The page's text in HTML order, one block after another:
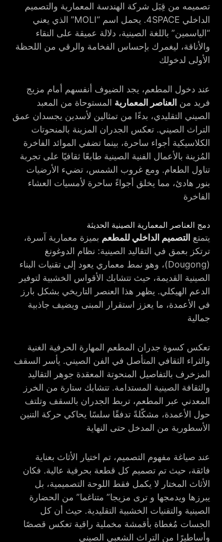
تصميمه من قِبَل شركة الهندسة المعمارية والتصميم
الداخلي 4SPACE. يحمل اسم “MOLI” الذي يعني
“الياسمين” باللغة الصينية، دلالة عميقة على النقاء
والأناقة، ليغمرك بإحساس الفخامة والرقي من اللحظة
الأولى لدخولك
عند دخول المطعم، يجد الضيوف أنفسهم أمام مزيج
فريد من العناصر المعمارية المستوحاة من المعبد
الصيني التقليدي، بدءًا من تمثالين لأسدين يجسدان عمق
التراث الصيني. تعكس الجدران المزينة بالمنحوتات
الكلاسيكية أجواء ساحرة، بينما تضفي الموائد الفاخرة
المُزينة بالأعمال الفنية الصينية طابعًا ثقافيًا على تجربة
تناول الطعام. ومع غروب الشمس، تضيء الأرضيات
بنور هادئ، مما يخلق أجواءً ساحرة لأمسيات العشاء
الفاخرة
دمج العناصر المعمارية الصينية الحديثة
يتمتع التصميم الداخلي للمطعم بميزة معمارية آسرة،
ترتكز بعمق في التقاليد الصينية: نظام الدوغونغ
(Dougong)، وهو نمط معماري يعود إلى تقنيات البناء
الصينية القديمة، حيث تتشابك الأقواس الخشبية لتوفير
الدعم الهيكلي. يظهر هذا العنصر التاريخي بشكل بارز
في الأعمدة، ما يعزز استقرار المبنى ويضيف جاذبية
جمالية
تعكس كسوة جدران المطعم المهارة الحرفية الغنية
والثراء الثقافي المتأصل في الفن الصيني. يأسر السقف
المزخرف بالتفاصيل المنحوتة المعقدة جوهر التقاليد
والثقافة الصينية المستدامة. تتشابك ستارة من الخرز
المعدني عبر المطعم، تربط الجدران بالسقف وتلتف
حول الأعمدة، مشكّلةً تدفقًا سلسًا يحاكي حركة التنين
الأسطورية من المدخل حتى النهاية
عند صياغة مفهوم التصميم، تم اختيار الأثاث بعناية
فائقة، حيث تم تصميم كل قطعة بحرفية عالية. فكان
الأثاث المختار لا يكمل فقط اللوحة التصميمية، بل
يبرزها ويدمجها و ترى مزيجا” متناغما” من الحضارة
الصينية والتقنيات الخشبية التقليدية. حيث أن كل
الجسات مُغطاة بأقمشة مخملية راقية تعكس قصصًا
وأساطيرًا من التراث الشعبي الصيني